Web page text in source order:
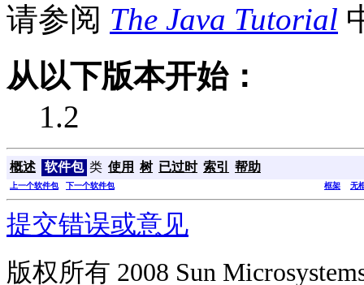
请参阅 The Java Tutorial
从以下版本开始：
1.2
概述 软件包 类 使用 树 已过时 索引 帮助
上一个软件包 下一个软件包 框架 无
提交错误或意见
版权所有 2008 Sun